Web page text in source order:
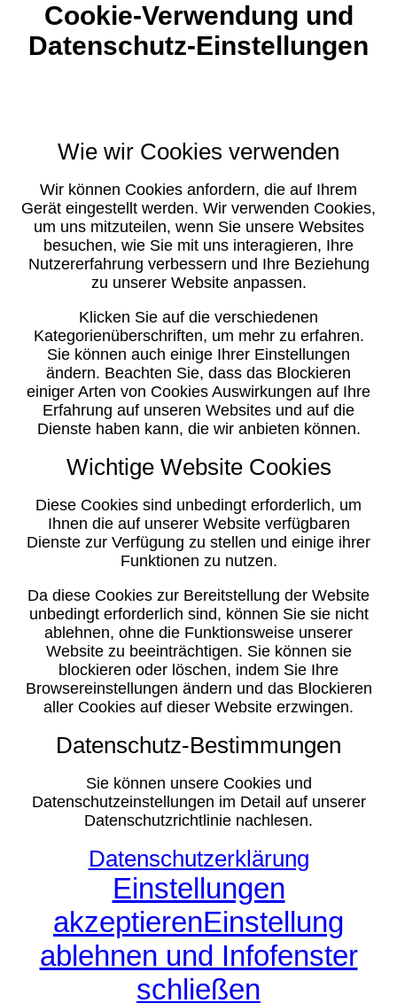
Cookie-Verwendung und
Datenschutz-Einstellungen
Wie wir Cookies verwenden
Wir können Cookies anfordern, die auf Ihrem
Gerät eingestellt werden. Wir verwenden Cookies,
um uns mitzuteilen, wenn Sie unsere Websites
besuchen, wie Sie mit uns interagieren, Ihre
Nutzererfahrung verbessern und Ihre Beziehung
zu unserer Website anpassen.
Klicken Sie auf die verschiedenen
Kategorienüberschriften, um mehr zu erfahren.
Sie können auch einige Ihrer Einstellungen
ändern. Beachten Sie, dass das Blockieren
einiger Arten von Cookies Auswirkungen auf Ihre
Erfahrung auf unseren Websites und auf die
Dienste haben kann, die wir anbieten können.
Wichtige Website Cookies
Diese Cookies sind unbedingt erforderlich, um
Ihnen die auf unserer Website verfügbaren
Dienste zur Verfügung zu stellen und einige ihrer
Funktionen zu nutzen.
Da diese Cookies zur Bereitstellung der Website
unbedingt erforderlich sind, können Sie sie nicht
ablehnen, ohne die Funktionsweise unserer
Website zu beeinträchtigen. Sie können sie
blockieren oder löschen, indem Sie Ihre
Browsereinstellungen ändern und das Blockieren
aller Cookies auf dieser Website erzwingen.
Datenschutz-Bestimmungen
Sie können unsere Cookies und
Datenschutzeinstellungen im Detail auf unserer
Datenschutzrichtlinie nachlesen.
Datenschutzerklärung
Einstellungen
akzeptierenEinstellung
ablehnen und Infofenster
schließen